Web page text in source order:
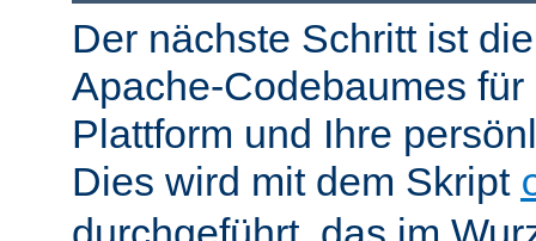
Der nächste Schritt ist
Apache-Codebaumes
Plattform und Ihre
Dies wird mit dem Skript